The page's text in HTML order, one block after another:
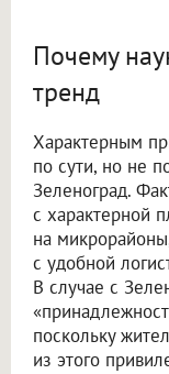
Почему
тренд
Характерным
по сути, но не
Зеленоград.
с характерной
на
с удобной
В случае с
поскольку
из этого